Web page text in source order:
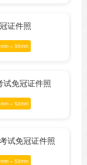
证件照
× 35mm
免冠证件照
× 53mm
试免冠证件照
× 53mm